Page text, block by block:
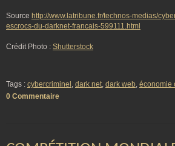
Source http://www.latribune.fr/technos-medias/
escrocs-du-darknet-francais-599111.html
Crédit Photo : Shutterstock
Tags : cybercriminel , dark net, dark web, économie
0 Commentaire